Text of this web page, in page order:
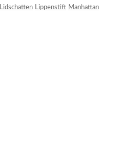
Lidschatten Lippenstift Manhattan